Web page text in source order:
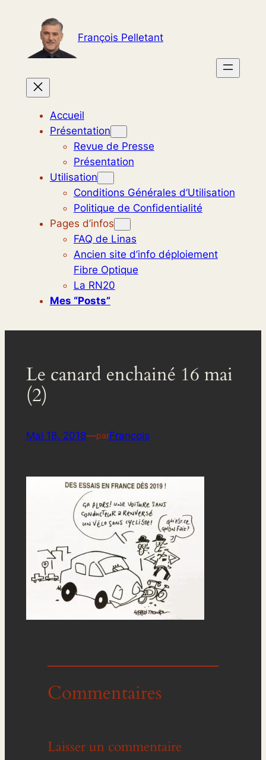
contenu
François Pelletant
Accueil
Présentation
Revue de Presse
Présentation
Utilisation
Conditions Générales d’Utilisation
Politique de Confidentialité
Pages d’infos
FAQ de Linas
Ancien site d’info déploiement
Fibre Optique
La RN20
Mes “posts”
Le canard enchainé 16 mai
(2)
Mai 18, 2018—parFrancois
Commentaires
Laisser un commentaire